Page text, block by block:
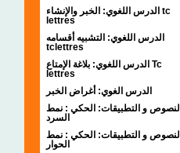
الدرس اللغوي: الخبر والإنشاء tc
lettres
الدرس اللغوي: التشبيه أقسامه
tclettres
الدرس اللغوي: بلاغة الإمتاع Tc
lettres
الدرس الغوي: أغراض الخبر
النصوص و التطبيقات: الحكي : نمط
السرد
النصوص و التطبيقات: الحكي : نمط
الحوار